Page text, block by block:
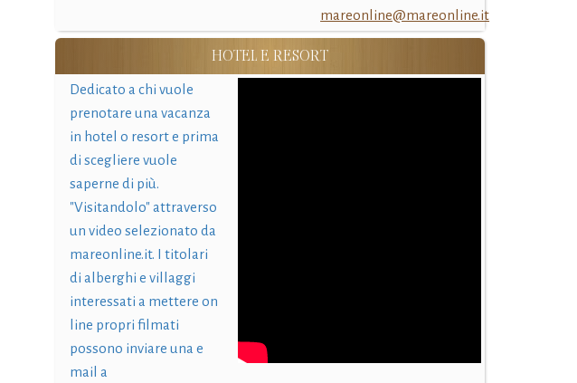
mareonline@mareonline.it
HOTEL E RESORT
Dedicato a chi vuole
prenotare una vacanza
in hotel o resort e prima
di scegliere vuole
saperne di più.
"Visitandolo" attraverso
un video selezionato da
mareonline.it. I titolari
di alberghi e villaggi
interessati a mettere on
line propri filmati
possono inviare una e
mail a